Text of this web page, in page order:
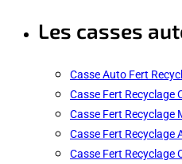
Les casses
Casse Auto Fert
Casse Fert Recyclage
Casse Fert Recyclage
Casse Fert Recyclage
Casse Fert Recyclage